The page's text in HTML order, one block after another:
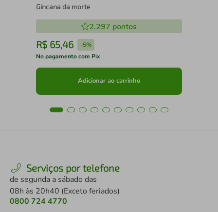
Gincana da morte
2.297 pontos
R$ 65,46 -5%
No pagamento com Pix
Adicionar ao carrinho
Serviços por telefone
de segunda a sábado das
08h às 20h40 (Exceto feriados)
0800 724 4770